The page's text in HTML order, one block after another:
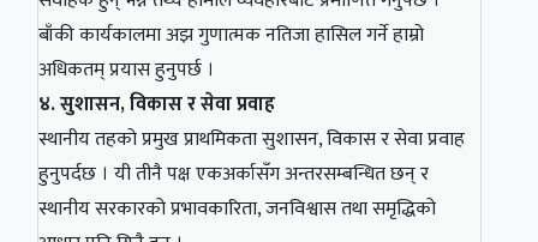
बाँकी कार्यकालमा अझ गुणात्मक नतिजा हासिल गर्ने हाम्रो
अधिकतम् प्रयास हुनुपर्छ ।
४. सुशासन, विकास र सेवा प्रवाह
स्थानीय तहको प्रमुख प्राथमिकता सुशासन, विकास र सेवा प्रवाह
हुनुपर्दछ । यी तीनै पक्ष एकअर्कासँग अन्तरसम्बन्धित छन् र
स्थानीय सरकारको प्रभावकारिता, जनविश्वास तथा समृद्धिको